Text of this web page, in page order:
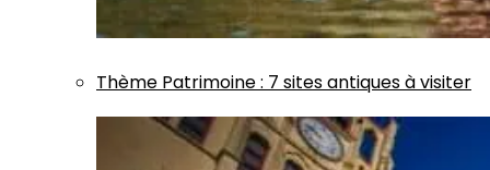
Thème Patrimoine: 7 sites antiques à visiter